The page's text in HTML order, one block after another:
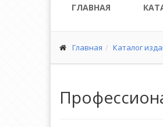
ГЛАВНАЯ
Главная Каталог